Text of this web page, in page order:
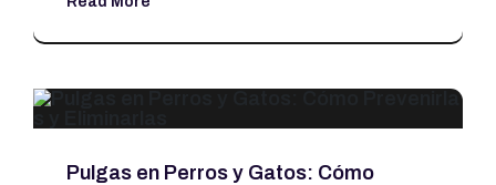
Pulgas en Perros y Gatos: Cómo